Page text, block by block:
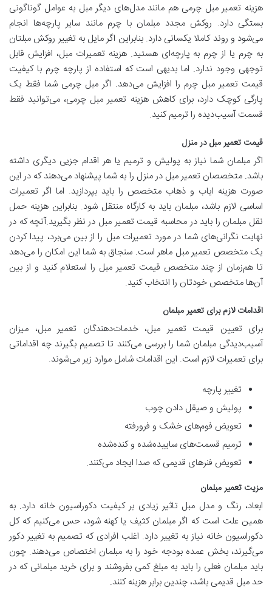
هزینه تعمیر مبل چرمی هم مانند مدل‌های دیگر مبل به عوامل گوناگونی
بستگی دارد. روکش مجدد مبلمان با چرم مانند سایر پارچه‌ها انجام
می‌شود و روند کاملا یکسانی دارد. بنابراین اگر مایل به تغییر روکش مبلتان
به چرم یا از چرم به پارچه‌ای هستید. هزینه تعمیرات مبل، افزایش قابل
توجهی وجود ندارد. اما بدیهی است که استفاده از پارچه چرم با کیفیت
قیمت تعمیر مبل چرم را افزایش می‌دهد. اگر مبل چرمی شما فقط یک
پارگی کوچک دارد، برای کاهش هزینه تعمیر مبل چرمی، می‌توانید فقط
قسمت آسیب‌دیده را ترمیم کنید.
قیمت تعمیر مبل در منزل
اگر مبلمان شما نیاز به پولیش و ترمیم یا هر اقدام جزیی دیگری داشته
باشد. متخصصان تعمیر مبل در منزل را به شما پیشنهاد می‌دهند که در این
صورت هزینه ایاب و ذهاب متخصص را باید بپردازید. اما اگر تعمیرات
اساسی لازم باشد، مبلمان باید به کارگاه منتقل شود. بنابراین هزینه حمل
نقل مبلمان را باید در محاسبه قیمت تعمیر مبل در نظر بگیرید.آنچه که در
نهایت نگرانی‌های شما در مورد تعمیرات مبل را از بین می‌برد، پیدا کردن
یک متخصص تعمیر مبل ماهر است. سنجاق به شما این امکان را می‌دهد
تا هم‌زمان از چند متخصص قیمت تعمیر مبل را استعلام کنید و از بین
آن‌ها متخصص خودتان را انتخاب کنید.
اقدامات لازم برای تعمیر مبلمان
برای تعیین قیمت تعمیر مبل، خدمات‌دهندگان تعمیر مبل، میزان
آسیب‌دیدگی مبلمان شما را بررسی می‌کنند تا تصمیم بگیرند چه اقداماتی
برای تعمیرات لازم است. این اقدامات شامل موارد زیر می‌شوند.
تغییر پارچه
پولیش و صیقل دادن چوب
تعویض فوم‌های خشک و فرورفته
ترمیم قسمت‌های ساییده‌شده و کنده‌شده
تعویض فنرهای قدیمی که صدا ایجاد می‌کنند.
مزیت تعمیر مبلمان
ابعاد، رنگ و مدل مبل تاثیر زیادی بر کیفیت دکوراسیون خانه دارد. به
همین علت است که اگر مبلمان کثیف یا کهنه شود، حس می‌کنیم که کل
دکوراسیون خانه نیاز به تغییر دارد. اغلب افرادی که تصمیم به تغییر دکور
می‌گیرند، بخش عمده بودجه خود را به مبلمان اختصاص می‌دهند. چون
باید مبلمان فعلی را باید به مبلغ کمی بفروشند و برای خرید مبلمانی که در
حد مبل قدیمی باشد، چندین برابر هزینه کنند.